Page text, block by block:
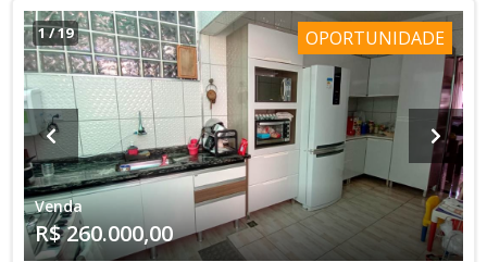
1/19 OPORTUNIDADE
Venda
R$ 260.000,00